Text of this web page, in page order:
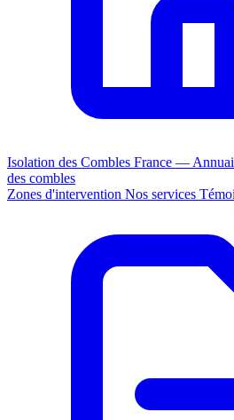
Isolation des Combles France —
des combles
Zones d'intervention Nos services